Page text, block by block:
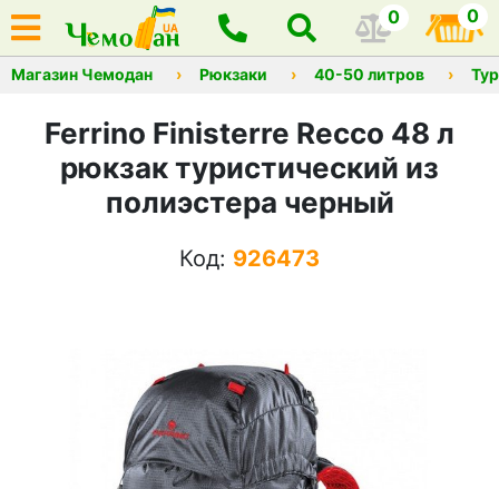
0 0
Магазин Чемодан Рюкзаки 40-50 литров
Ferrino Finisterre Recco 48 л
рюкзак туристический из
полиэстера черный
Код: 926473